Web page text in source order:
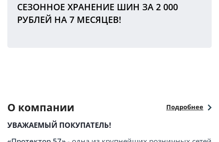
СЕЗОННОЕ ХРАНЕНИЕ ШИН ЗА 2 000
РУБЛЕЙ НА 7 МЕСЯЦЕВ!
О компании Подробнее
УВАЖАЕМЫЙ ПОКУПАТЕЛЬ!